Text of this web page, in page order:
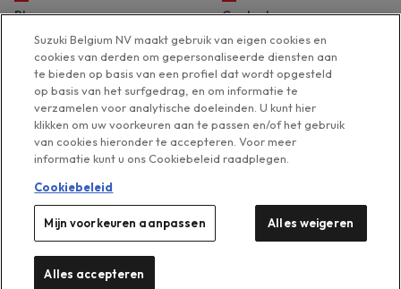
Blog
Brochures en prijslijst
Pers
Suzuki Marine
Suzuki 2 Wheels
Suzuki Global
Contact
Hulp & support
Toegankelijkheidsverklaring
PrivacyverklaringDisclaimer
Suzuki Belgium NV maakt gebruik van eigen cookies en
cookies van derden om gepersonaliseerde diensten aan
te bieden op basis van een profiel dat wordt opgesteld
op basis van het surfgedrag, en om informatie te
verzamelen voor analytische doeleinden. U kunt hier
klikken om uw voorkeuren aan te passen en/of het gebruik
van cookies hieronder te accepteren. Voor meer
informatie kunt u ons Cookiebeleid raadplegen.
Cookiebeleid
Mijn voorkeuren aanpassen Alles weigeren
Alles accepteren